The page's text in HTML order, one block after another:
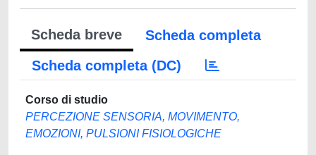
Scheda breve
Scheda completa
Scheda completa (DC)
Corso di studio
PERCEZIONE SENSORIA, MOVIMENTO,
EMOZIONI, PULSIONI FISIOLOGICHE